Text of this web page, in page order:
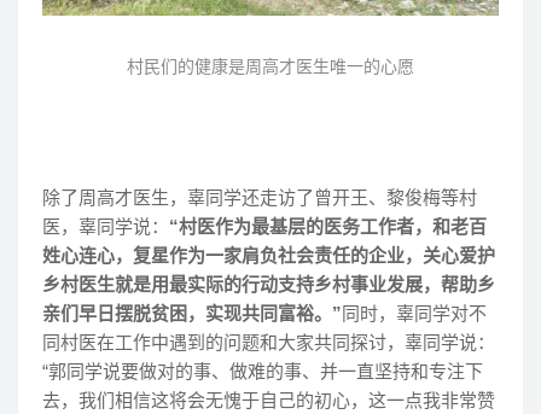
村民们的健康是周高才医生唯一的心愿
除了周高才医生，辜同学还走访了曾开王、黎俊梅等村
医，辜同学说： “村医作为最基层的医务工作者，和老百
姓心连心，复星作为一家肩负社会责任的企业，关心爱护
乡村医生就是用最实际的行动支持乡村事业发展，帮助乡
亲们早日摆脱贫困，实现共同富裕。”同时，辜同学对不
同村医在工作中遇到的问题和大家共同探讨，辜同学说：
“郭同学说要做对的事、做难的事、并一直坚持和专注下
去，我们相信这将会无愧于自己的初心，这一点我非常赞